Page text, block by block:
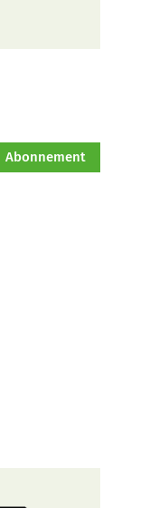
Hof-Management
Abonnement